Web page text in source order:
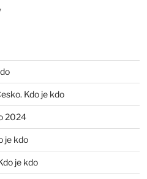
Kdo je kdo
2024
je kdo
je kdo